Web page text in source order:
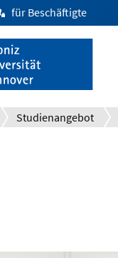
für Beschäftigte
Studienangebot